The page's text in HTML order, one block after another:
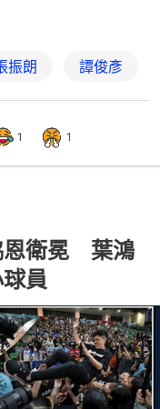
振朗 譚俊彥
1 1
恩衛冕 葉鴻
員